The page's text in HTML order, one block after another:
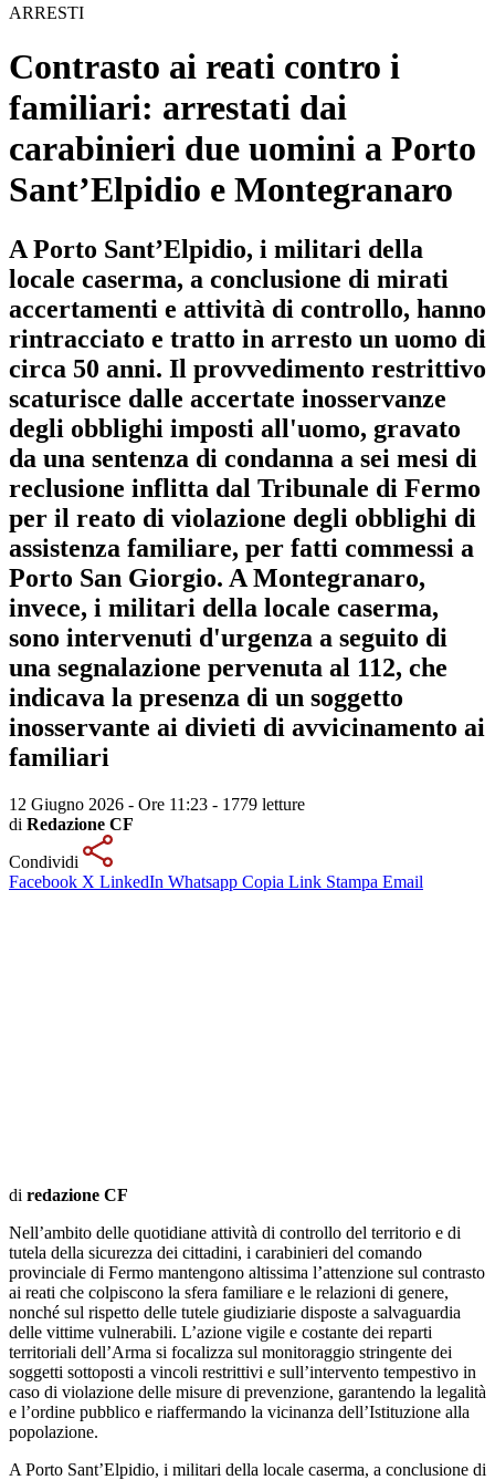
ARRESTI
Contrasto ai reati contro i
familiari: arrestati dai
carabinieri due uomini a Porto
Sant’Elpidio e Montegranaro
A Porto Sant’Elpidio, i militari della
locale caserma, a conclusione di mirati
accertamenti e attività di controllo, hanno
rintracciato e tratto in arresto un uomo di
circa 50 anni. Il provvedimento restrittivo
scaturisce dalle accertate inosservanze
degli obblighi imposti all'uomo, gravato
da una sentenza di condanna a sei mesi di
reclusione inflitta dal Tribunale di Fermo
per il reato di violazione degli obblighi di
assistenza familiare, per fatti commessi a
Porto San Giorgio. A Montegranaro,
invece, i militari della locale caserma,
sono intervenuti d'urgenza a seguito di
una segnalazione pervenuta al 112, che
indicava la presenza di un soggetto
inosservante ai divieti di avvicinamento ai
familiari
12 Giugno 2026 - Ore 11:23 - 1779 letture
di Redazione CF
Condividi
Facebook X LinkedIn Whatsapp Copia Link Stampa Email
di redazione CF
Nell’ambito delle quotidiane attività di controllo del territorio e di
tutela della sicurezza dei cittadini, i carabinieri del comando
provinciale di Fermo mantengono altissima l’attenzione sul contrasto
ai reati che colpiscono la sfera familiare e le relazioni di genere,
nonché sul rispetto delle tutele giudiziarie disposte a salvaguardia
delle vittime vulnerabili. L’azione vigile e costante dei reparti
territoriali dell’Arma si focalizza sul monitoraggio stringente dei
soggetti sottoposti a vincoli restrittivi e sull’intervento tempestivo in
caso di violazione delle misure di prevenzione, garantendo la legalità
e l’ordine pubblico e riaffermando la vicinanza dell’Istituzione alla
popolazione.
A Porto Sant’Elpidio, i militari della locale caserma, a conclusione di